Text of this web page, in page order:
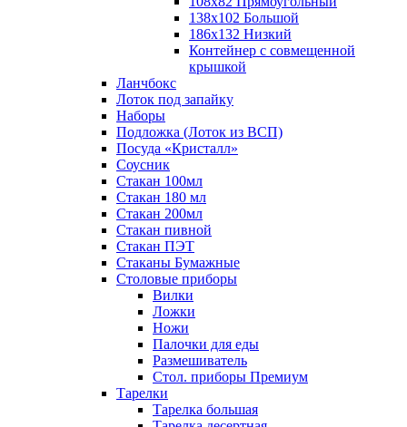
138х102 Большой
186х132 Низкий
Контейнер с совмещенной
крышкой
Ланчбокс
Лоток под запайку
Наборы
Подложка (Лоток из ВСП)
Посуда «Кристалл»
Соусник
Стакан 100мл
Стакан 180 мл
Стакан 200мл
Стакан пивной
Стакан ПЭТ
Стаканы Бумажные
Столовые приборы
Вилки
Ложки
Ножи
Палочки для еды
Размешиватель
Стол. приборы Премиум
Тарелки
Тарелка большая